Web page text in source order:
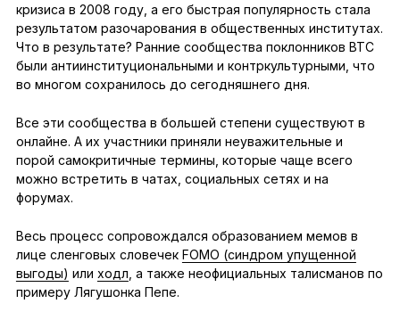
кризиса в 2008 году, а его быстрая популярность стала
результатом разочарования в общественных институтах.
Что в результате? Ранние сообщества поклонников BTC
были антиинституциональными и контркультурными, что
во многом сохранилось до сегодняшнего дня.
Все эти сообщества в большей степени существуют в
онлайне. А их участники приняли неуважительные и
порой самокритичные термины, которые чаще всего
можно встретить в чатах, социальных сетях и на
форумах.
Весь процесс сопровождался образованием мемов в
лице сленговых словечек FOMO (синдром упущенной
выгоды) или ходл , а также неофициальных талисманов по
примеру Лягушонка Пепе.